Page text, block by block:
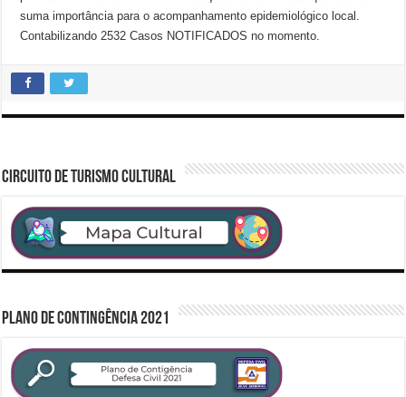
suma importância para o acompanhamento epidemiológico local.
Contabilizando 2532 Casos NOTIFICADOS no momento.
CIRCUITO DE TURISMO CULTURAL
PLANO DE CONTINGÊNCIA 2021